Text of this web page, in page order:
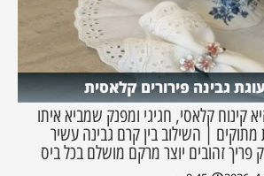
גבינה פירורים קלאסית
קינוח קלאסי, חגיגי ומפנק שמביא איתו
מתוקים | השילוב בין קרם גבינה עשיר
פריך זהובים יוצר מרקם מושלם בכל ביס